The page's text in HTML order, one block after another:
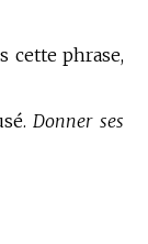
cette phrase,
Donner ses